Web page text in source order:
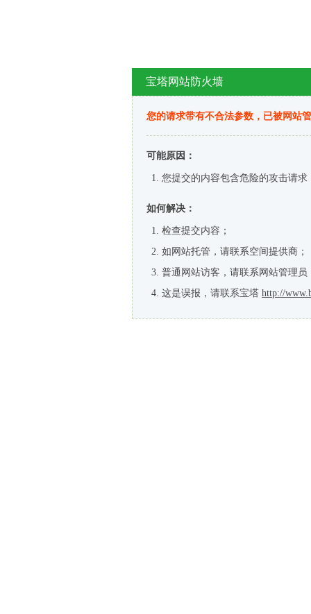
宝塔网站防火墙
您的请求带有不合法参数，已被网站
可能原因：
您提交的内容包含危险的攻击请求
如何解决：
检查提交内容；
如网站托管，请联系空间提供商；
普通网站访客，请联系网站管理员
这是误报，请联系宝塔 http://